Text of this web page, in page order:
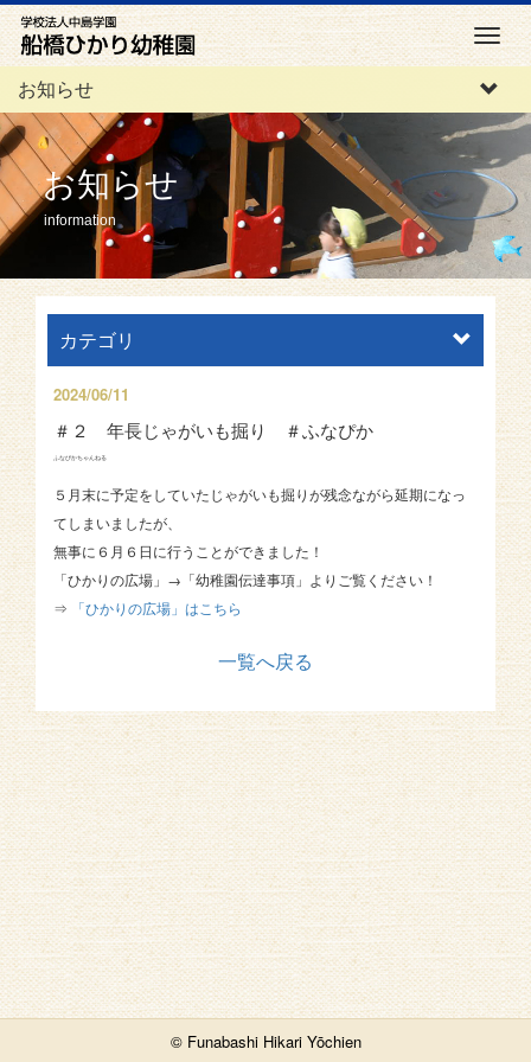
M
e
n
u
お知らせ
お知らせ
information
カテゴリ
2024/06/11
＃２ 年長じゃがいも掘り ＃ふなぴか
ふなぴかちゃんねる
５月末に予定をしていたじゃがいも掘りが残念ながら延期になっ
てしまいましたが、
無事に６月６日に行うことができました！
「ひかりの広場」→「幼稚園伝達事項」よりご覧ください！
⇒
「ひかりの広場」はこちら
一覧へ戻る
© Funabashi Hikari Yōchien